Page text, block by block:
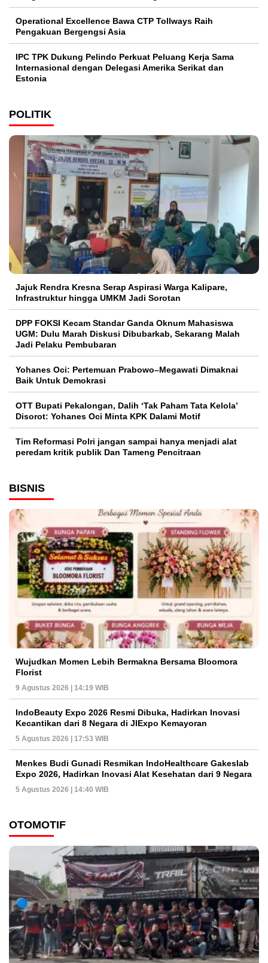
Operational Excellence Bawa CTP Tollways Raih
Pengakuan Bergengsi Asia
IPC TPK Dukung Pelindo Perkuat Peluang Kerja Sama
Internasional dengan Delegasi Amerika Serikat dan
Estonia
POLITIK
Jajuk Rendra Kresna Serap Aspirasi Warga Kalipare,
Infrastruktur hingga UMKM Jadi Sorotan
DPP FOKSI Kecam Standar Ganda Oknum Mahasiswa
UGM: Dulu Marah Diskusi Dibubarkab, Sekarang Malah
Jadi Pelaku Pembubaran
Yohanes Oci: Pertemuan Prabowo–Megawati Dimaknai
Baik Untuk Demokrasi
OTT Bupati Pekalongan, Dalih ‘Tak Paham Tata Kelola’
Disorot: Yohanes Oci Minta KPK Dalami Motif
Tim Reformasi Polri jangan sampai hanya menjadi alat
peredam kritik publik Dan Tameng Pencitraan
BISNIS
Wujudkan Momen Lebih Bermakna Bersama Bloomora
Florist
9 Agustus 2026 | 14:19 WIB
IndoBeauty Expo 2026 Resmi Dibuka, Hadirkan Inovasi
Kecantikan dari 8 Negara di JIExpo Kemayoran
5 Agustus 2026 | 17:53 WIB
Menkes Budi Gunadi Resmikan IndoHealthcare Gakeslab
Expo 2026, Hadirkan Inovasi Alat Kesehatan dari 9 Negara
5 Agustus 2026 | 14:40 WIB
OTOMOTIF